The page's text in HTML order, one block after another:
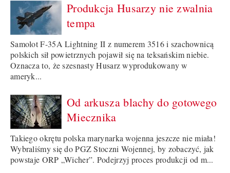
Produkcja Husarzy nie zwalnia
tempa
Samolot F-35A Lightning II z numerem 3516 i szachownicą
polskich sił powietrznych pojawił się na teksańskim niebie.
Oznacza to, że szesnasty Husarz wyprodukowany w
ameryk...
Od arkusza blachy do gotowego
Miecznika
Takiego okrętu polska marynarka wojenna jeszcze nie miała!
Wybraliśmy się do PGZ Stoczni Wojennej, by zobaczyć, jak
powstaje ORP „Wicher”. Podejrzyj proces produkcji od m...